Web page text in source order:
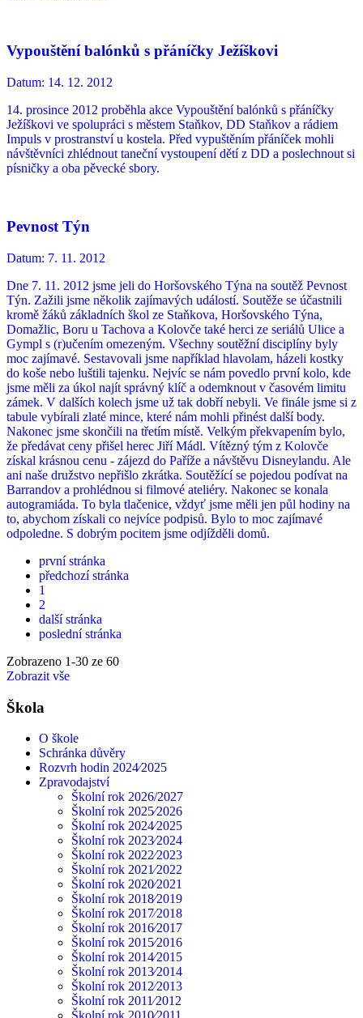
Vypouštění balónků s přáníčky Ježíškovi
Datum: 14. 12. 2012
14. prosince 2012 proběhla akce Vypouštění balónků s přáníčky
Ježíškovi ve spolupráci s městem Staňkov, DD Staňkov a rádiem
Impuls v prostranství u kostela. Před vypuštěním přáníček mohli
návštěvníci zhlédnout taneční vystoupení dětí z DD a poslechnout si
písničky a oba pěvecké sbory.
Pevnost Týn
Datum: 7. 11. 2012
Dne 7. 11. 2012 jsme jeli do Horšovského Týna na soutěž Pevnost
Týn. Zažili jsme několik zajímavých událostí. Soutěže se účastnili
kromě žáků základních škol ze Staňkova, Horšovského Týna,
Domažlic, Boru u Tachova a Kolovče také herci ze seriálů Ulice a
Gympl s (r)učením omezeným. Všechny soutěžní disciplíny byly
moc zajímavé. Sestavovali jsme například hlavolam, házeli kostky
do koše nebo luštili tajenku. Nejvíc se nám povedlo první kolo, kde
jsme měli za úkol najít správný klíč a odemknout v časovém limitu
zámek. V dalších kolech jsme už tak dobří nebyli. Ve finále jsme si z
tabule vybírali zlaté mince, které nám mohli přinést další body.
Nakonec jsme skončili na třetím místě. Velkým překvapením bylo,
že předávat ceny přišel herec Jiří Mádl. Vítězný tým z Kolovče
získal krásnou cenu - zájezd do Paříže a návštěvu Disneylandu. Ale
ani naše družstvo nepřišlo zkrátka. Soutěžící se pojedou podívat na
Barrandov a prohlédnou si filmové ateliéry. Nakonec se konala
autogramiáda. To byla tlačenice, vždyť jsme měli jen půl hodiny na
to, abychom získali co nejvíce podpisů. Bylo to moc zajímavé
odpoledne. S dobrým pocitem jsme odjížděli domů.
první stránka
předchozí stránka
1
2
další stránka
poslední stránka
Zobrazeno 1-30 ze 60
Zobrazit vše
Škola
O škole
Schránka důvěry
Rozvrh hodin 2024⁄2025
Zpravodajství
Školní rok 2026/2027
Školní rok 2025⁄2026
Školní rok 2024⁄2025
Školní rok 2023⁄2024
Školní rok 2022⁄2023
Školní rok 2021⁄2022
Školní rok 2020⁄2021
Školní rok 2018⁄2019
Školní rok 2017⁄2018
Školní rok 2016⁄2017
Školní rok 2015⁄2016
Školní rok 2014⁄2015
Školní rok 2013⁄2014
Školní rok 2012⁄2013
Školní rok 2011⁄2012